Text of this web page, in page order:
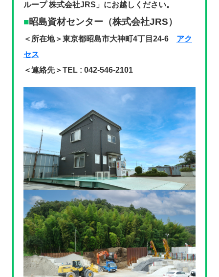
ループ 株式会社JRS」にお越しください。
昭島資材センター（株式会社JRS）
＜所在地＞東京都昭島市大神町4丁目24-6 アク
セス
＜連絡先＞TEL : 042-546-2101